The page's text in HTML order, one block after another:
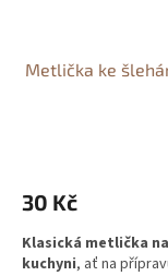
Metlička ke
30 Kč
Klasická metlička
kuchyni, ať na